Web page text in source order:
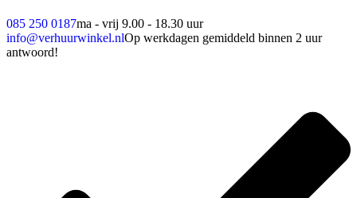
085 250 0187ma - vrij 9.00 - 18.30 uur
info@verhuurwinkel.nlOp werkdagen gemiddeld binnen 2 uur
antwoord!